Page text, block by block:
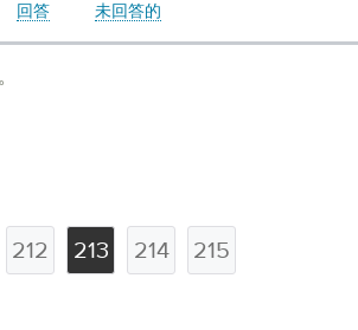
回答 未回答的
212 213 214 215